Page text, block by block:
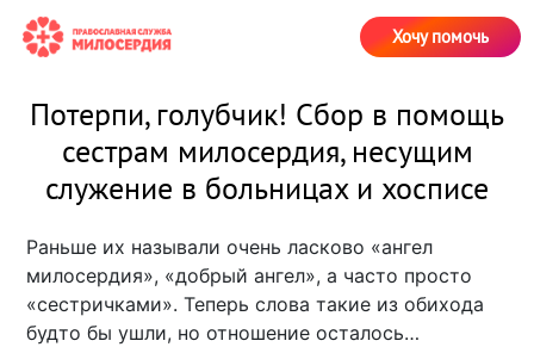
Хочу помочь
Потерпи, голубчик! Сбор в помощь
сестрам милосердия, несущим
служение в больницах и хосписе
Раньше их называли очень ласково «ангел
милосердия», «добрый ангел», а часто просто
«сестричками». Теперь слова такие из обихода
будто бы ушли, но отношение осталось…